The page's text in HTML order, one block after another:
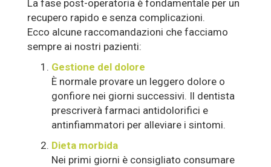
La fase post-operatoria è fondamentale per un
recupero rapido e senza complicazioni.
Ecco alcune raccomandazioni che facciamo
sempre ai nostri pazienti:
Gestione del dolore
È normale provare un leggero dolore o
gonfiore nei giorni successivi. Il dentista
prescriverà farmaci antidolorifici e
antinfiammatori per alleviare i sintomi.
Dieta morbida
Nei primi giorni è consigliato consumare